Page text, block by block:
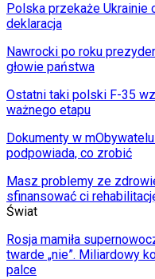
Polska przekaże Ukrainie
deklaracja
Nawrocki po roku
głowie państwa
Ostatni taki polski F-35
ważnego etapu
Dokumenty w
podpowiada, co zrobić
Masz problemy ze
sfinansować ci
Świat
Rosja mamiła
twarde „nie”. Miliardowy
palce